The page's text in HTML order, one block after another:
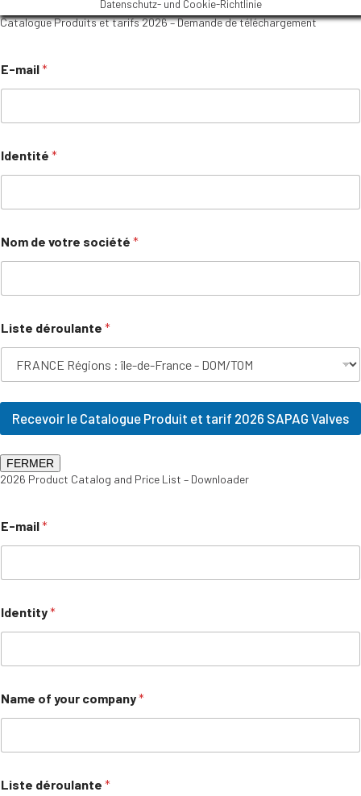
Datenschutz- und Cookie-Richtlinie
Catalogue Produits et tarifs 2026 – Demande de téléchargement
E-mail*
Identité *
Nom de votre société *
Liste déroulante *
Recevoir le Catalogue Produit et tarif 2026 SAPAG Valves
FERMER
2026 Product Catalog and Price List – Downloader
E-mail*
Identity*
Name of your company*
Liste déroulante *